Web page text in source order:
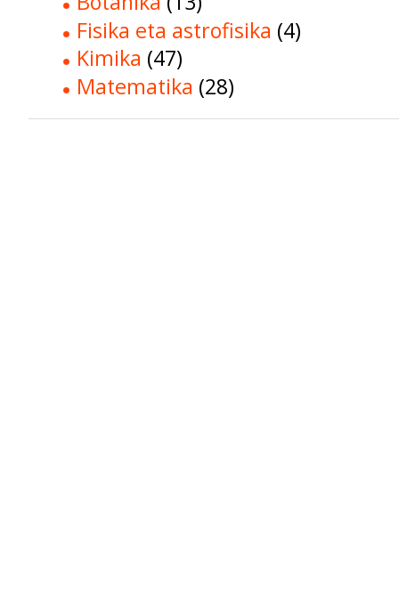
Fisika eta astrofisika (4)
Kimika (47)
Matematika (28)